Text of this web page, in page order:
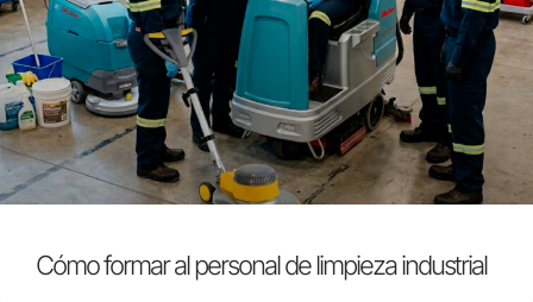
Cómo formar al personal de limpieza industrial